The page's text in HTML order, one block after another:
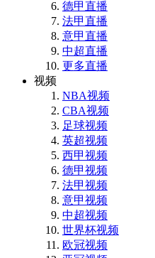
德甲直播
法甲直播
意甲直播
中超直播
更多直播
视频
NBA视频
CBA视频
足球视频
英超视频
西甲视频
德甲视频
法甲视频
意甲视频
中超视频
世界杯视频
欧冠视频